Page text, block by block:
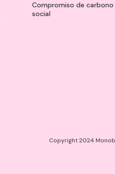
Compromiso de
social
Copyright 2024